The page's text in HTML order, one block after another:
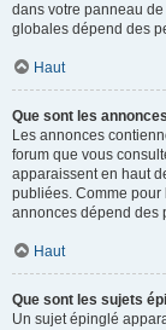
dans votre panneau
globales dépend des
Haut
Que sont les
Les annonces
forum que vous
apparaissent en haut
publiées. Comme
annonces dépend des
Haut
Que sont les sujets
Un sujet épinglé